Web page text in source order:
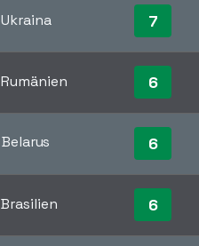
Ukraina 7
Rumänien 6
Belarus 6
Brasilien 6